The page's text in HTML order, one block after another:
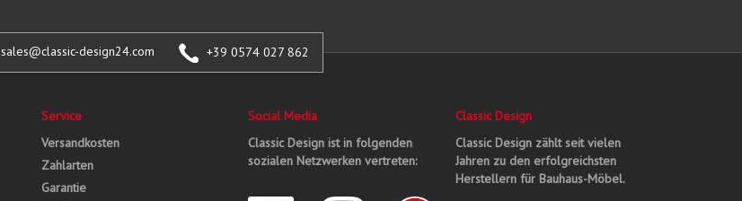
sales@classic-design24.com +39 0574 027 862
Service
Versandkosten
Zahlarten
Garantie
Social Media
Classic Design ist in folgenden
sozialen Netzwerken vertreten:
Classic Design
Classic Design zählt seit vielen
Jahren zu den erfolgreichsten
Herstellern für Bauhaus-Möbel.